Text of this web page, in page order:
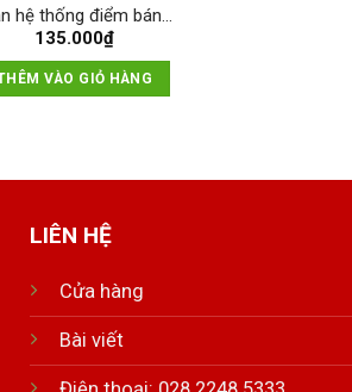
hệ thống điểm bán…
135.000₫
VÀO GIỎ HÀNG
LIÊN HỆ
Cửa hàng
Bài viết